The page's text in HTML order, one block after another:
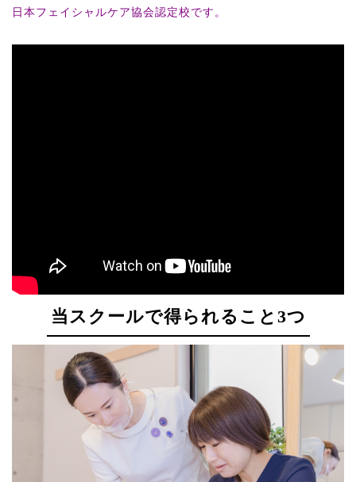
日本フェイシャルケア協会認定校です。
当スクールで得られること3つ